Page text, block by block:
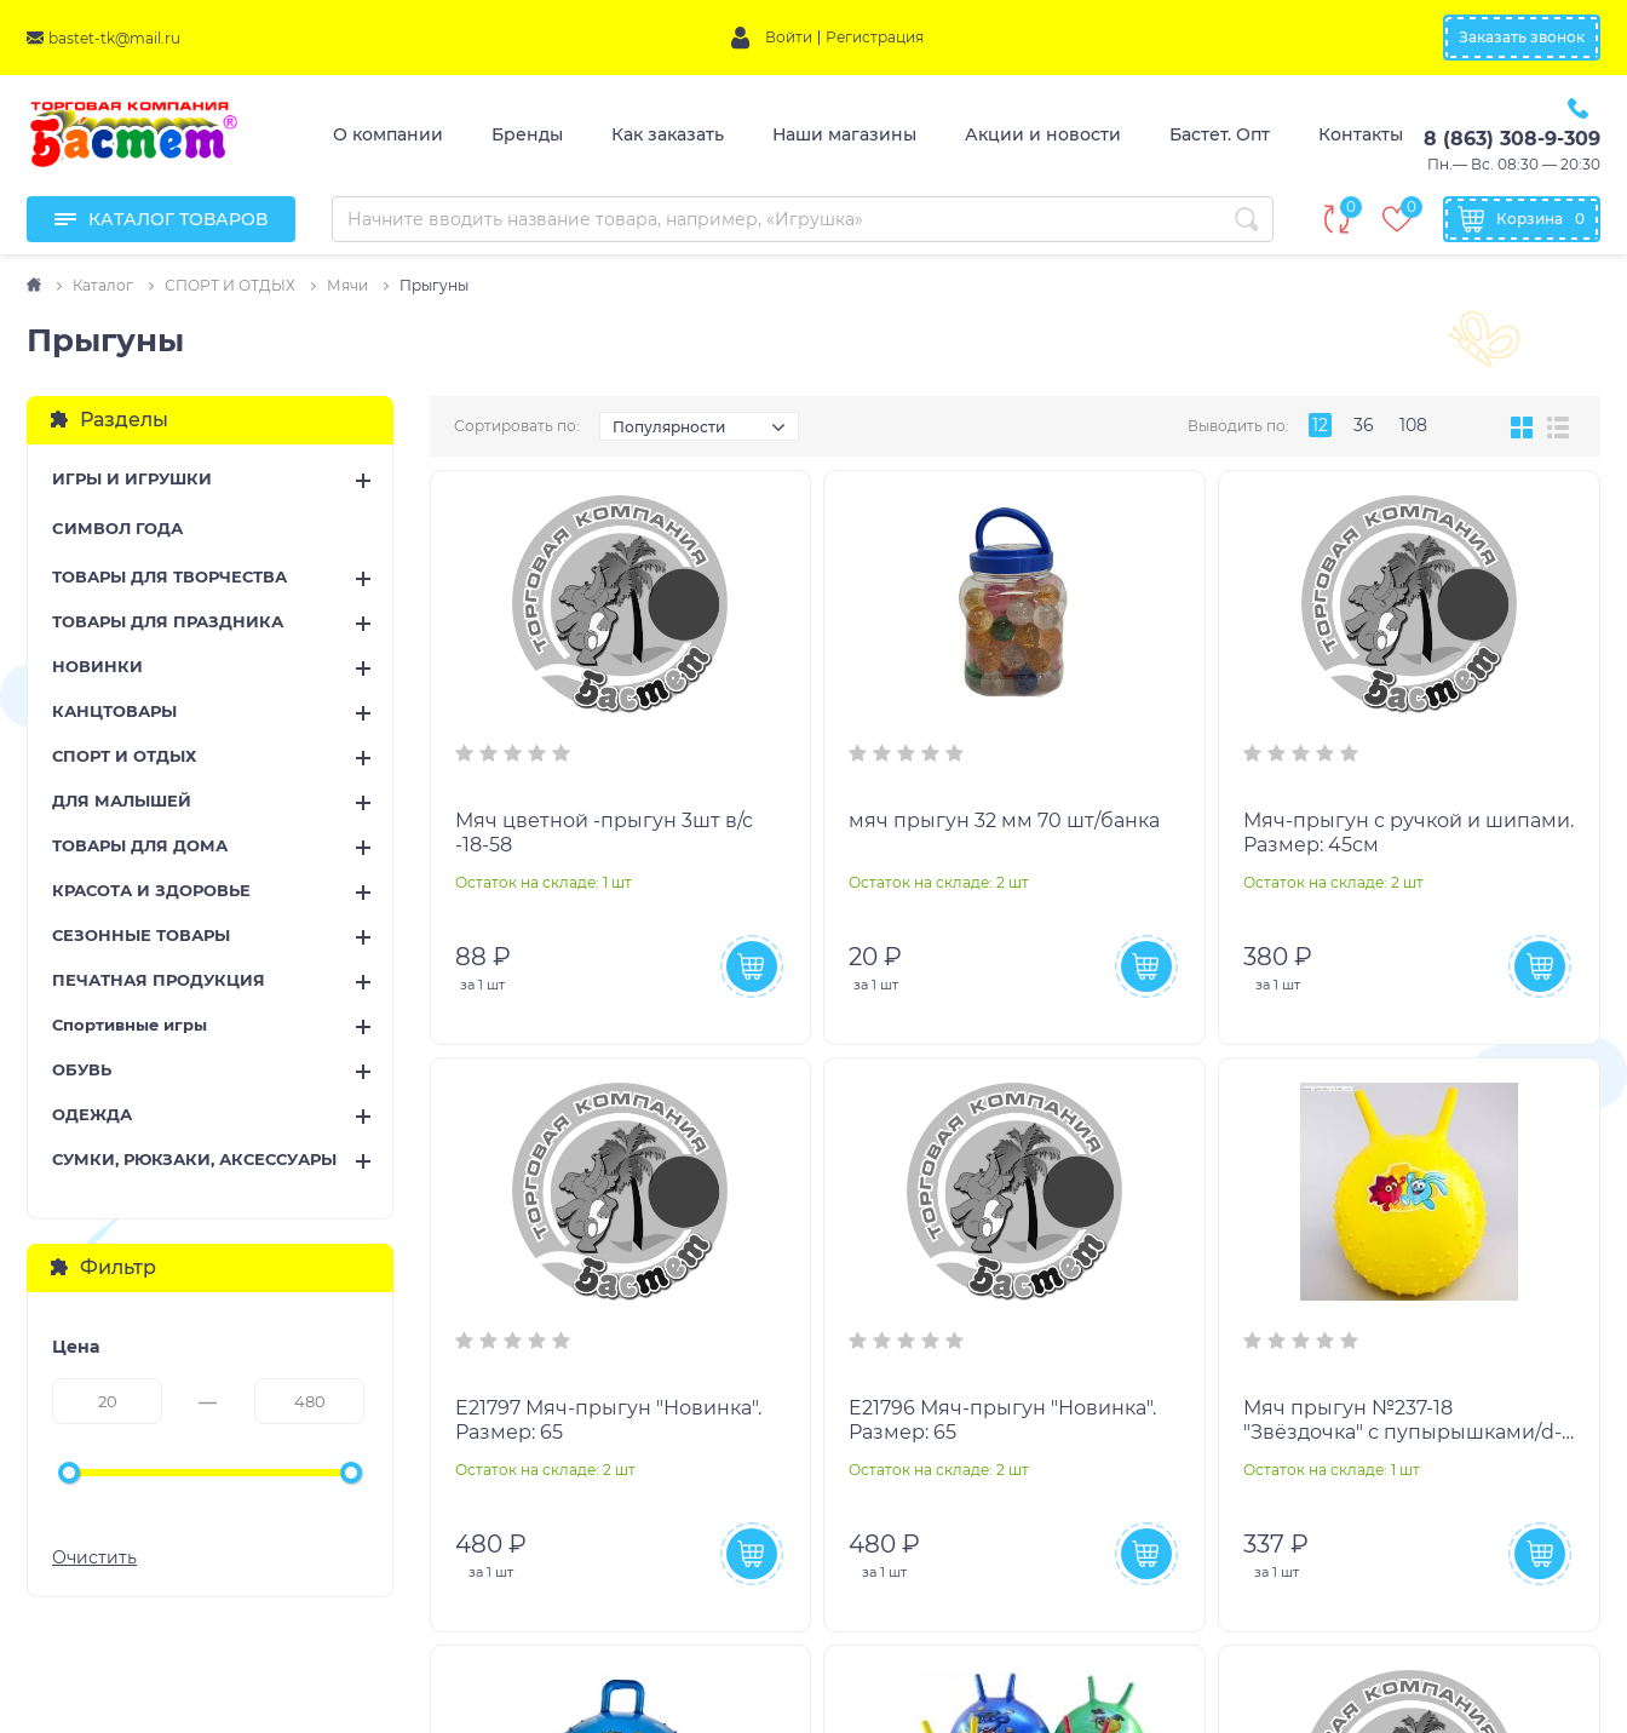
bastet-tk@mail.ru Войти Регистрация Заказать звонок
О компании Бренды Как заказать Наши магазины Акции и новости Бастет. Опт Контакты 8 (863) 308-9-309
Пн.— Вс. 08:30 — 20:30
КАТАЛОГ ТОВАРОВ
0 0
Корзина 0
Каталог СПОРТ И ОТДЫХ Мячи Прыгуны
Прыгуны
Разделы
ИГРЫ И ИГРУШКИ
CИМВОЛ ГОДА
ТОВАРЫ ДЛЯ ТВОРЧЕСТВА
ТОВАРЫ ДЛЯ ПРАЗДНИКА
НОВИНКИ
КАНЦТОВАРЫ
СПОРТ И ОТДЫХ
ДЛЯ МАЛЫШЕЙ
ТОВАРЫ ДЛЯ ДОМА
КРАСОТА И ЗДОРОВЬЕ
СЕЗОННЫЕ ТОВАРЫ
ПЕЧАТНАЯ ПРОДУКЦИЯ
Спортивные игры
ОБУВЬ
ОДЕЖДА
СУМКИ, РЮКЗАКИ, АКСЕССУАРЫ
Фильтр
Цена
Сортировать по: Популярности Выводить по: 12 36 108
Мяч цветной -прыгун 3шт в/с
-18-58
Остаток на складе: 1 шт
88 ₽
за 1 шт
мяч прыгун 32 мм 70 шт/банка
Остаток на складе: 2 шт
20 ₽
за 1 шт
Мяч-прыгун с ручкой и шипами.
Размер: 45см
Остаток на складе: 2 шт
380 ₽
за1 шт
E21797 Мяч-прыгун "Новинка".
Размер: 65
Остаток на складе: 2 шт
480 ₽
за 1 шт
E21796 Мяч-прыгун "Новинка".
Размер: 65
Остаток на складе: 2 шт
480 ₽
за1 шт
Мяч прыгун №237-18
"Звёздочка" с пупырышками/d-
Остаток на складе: 1 шт
337 ₽
за 1 шт